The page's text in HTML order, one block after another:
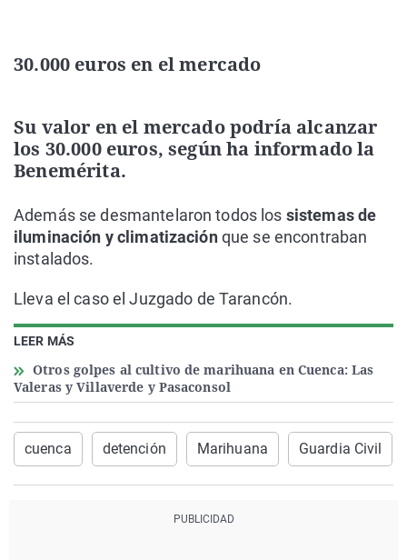
LEER MÁS
Otros golpes al cultivo de marihuana en Cuenca: Las
Valeras y Villaverde y Pasaconsol
30.000 euros en el mercado
Su valor en el mercado podría alcanzar
los 30.000 euros, según ha informado la
Benemérita.
Además se desmantelaron todos los sistemas de
iluminación y climatizaciónque se encontraban
instalados.
Lleva el caso el Juzgado de Tarancón.
cuenca detención Marihuana Guardia Civil